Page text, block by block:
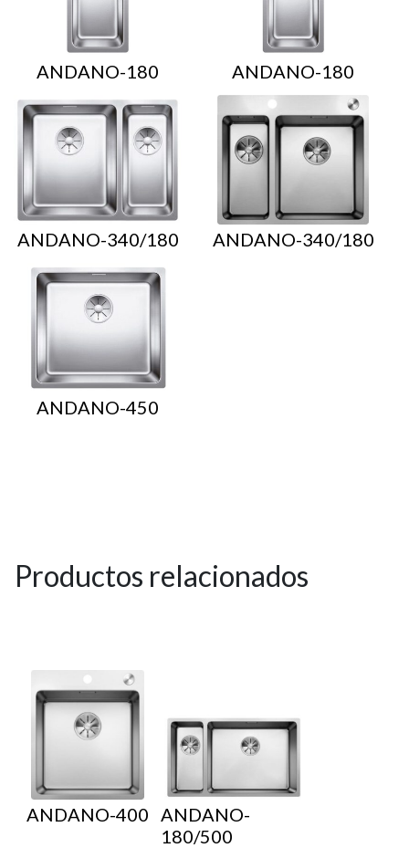
ANDANO-180 ANDANO-180
ANDANO-340/180 ANDANO-340/180
ANDANO-450
Productos relacionados
ANDANO-400
ANDANO-
180/500